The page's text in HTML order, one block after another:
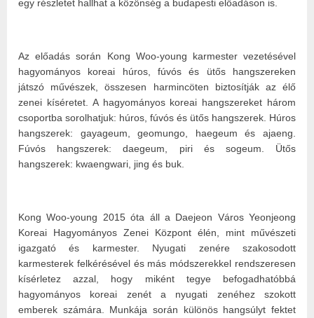
egy részletet hallhat a közönség a budapesti előadáson is.
Az előadás során Kong Woo-young karmester vezetésével
hagyományos koreai húros, fúvós és ütős hangszereken
játszó művészek, összesen harmincöten biztosítják az élő
zenei kíséretet. A hagyományos koreai hangszereket három
csoportba sorolhatjuk: húros, fúvós és ütős hangszerek. Húros
hangszerek: gayageum, geomungo, haegeum és ajaeng.
Fúvós hangszerek: daegeum, piri és sogeum. Ütős
hangszerek: kwaengwari, jing és buk.
Kong Woo-young 2015 óta áll a Daejeon Város Yeonjeong
Koreai Hagyományos Zenei Központ élén, mint művészeti
igazgató és karmester. Nyugati zenére szakosodott
karmesterek felkérésével és más módszerekkel rendszeresen
kísérletez azzal, hogy miként tegye befogadhatóbbá
hagyományos koreai zenét a nyugati zenéhez szokott
emberek számára. Munkája során különös hangsúlyt fektet